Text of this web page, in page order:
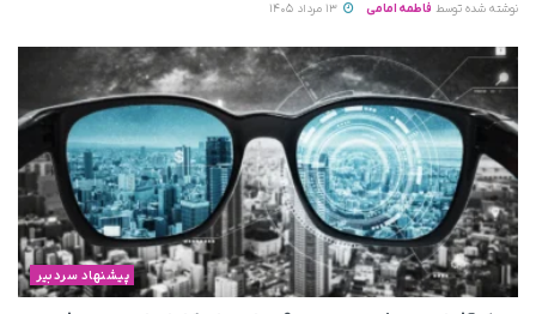
نوشته شده توسط فاطمه امامی
پیشنهاد سردبیر